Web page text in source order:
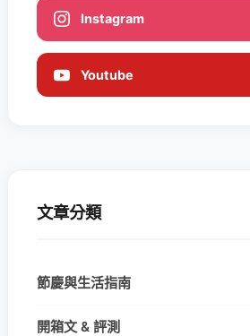
Instagram
Youtube
文章分類
節慶與生活指南
開箱文 & 評測